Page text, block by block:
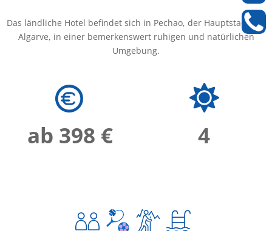
Das ländliche Hotel befindet sich in Pechao, der Hauptstadt der
Algarve, in einer bemerkenswert ruhigen und natürlichen
Umgebung.
ab 398 € 4